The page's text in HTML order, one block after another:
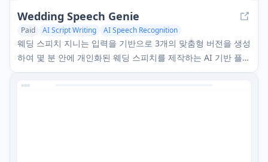
Wedding Speech Genie
Paid AI Script Writing
AI Speech Recognition
AI Voice Assistants
웨딩 스피치 지니는 입력을 기반으로 3개의 맞춤형 버전을 생성
하여 몇 분 안에 개인화된 웨딩 스피치를 제작하는 AI 기반 플랫
폼으로, 연설자가 어떤 결혼식 역할을 맡더라도 기억에 남는 건
배사를 전달할 수 있도록 돕습니다.